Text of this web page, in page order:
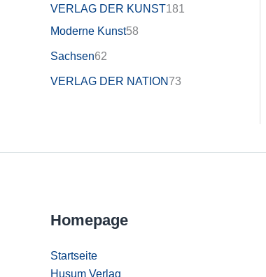
VERLAG DER KUNST181
Moderne Kunst58
Sachsen62
VERLAG DER NATION 73
Homepage
Startseite
Husum Verlag